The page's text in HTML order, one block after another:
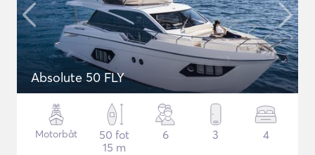
Absolute 50 FLY
Motorbåt
50 fot
15 m
6 3 4